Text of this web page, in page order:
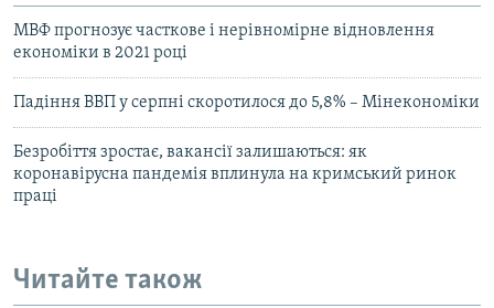
МВФ прогнозує часткове і нерівномірне відновлення
економіки в 2021 році
Падіння ВВП у серпні скоротилося до 5,8% – Мінекономіки
Безробіття зростає, вакансії залишаються: як
коронавірусна пандемія вплинула на кримський ринок
праці
Читайте також